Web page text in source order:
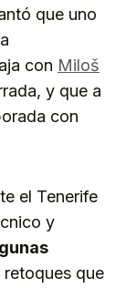
que uno
con Miloš
y que a
con
el Tenerife
y
retoques que